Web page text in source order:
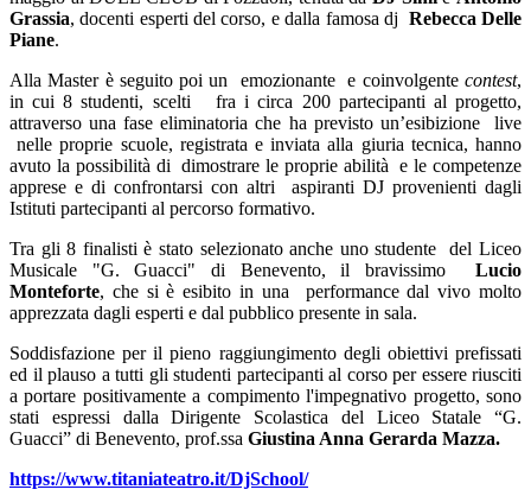
Grassia, docenti esperti del corso, e dalla famosa dj Rebecca Delle
Piane.
Alla Master è seguito poi un
emozionante e coinvolgentecontest,
in cui 8 studenti, scelti
fra i circa 200 partecipanti al progetto,
attraverso una fase eliminatoria che ha previsto un’esibizione
live
nelle proprie scuole, registrata e inviata alla giuria tecnica, hanno
avuto la possibilità di dimostrare le proprie abilità
e le competenze
apprese e di confrontarsi con altri
aspiranti DJ provenienti dagli
Istituti partecipanti al percorso formativo.
Tra gli 8 finalisti è stato selezionato anche uno studente
del Liceo
Musicale "G. Guacci" di Benevento, il bravissimo
Lucio
Monteforte, che si è esibito in una
performance dal vivo molto
apprezzata dagli esperti e dal pubblico presente in sala.
Soddisfazione per il pieno raggiungimento degli obiettivi prefissati
ed il plauso a tutti gli studenti partecipanti al corso per essere riusciti
a portare positivamente a compimento l'impegnativo progetto, sono
stati espressi dalla Dirigente Scolastica del Liceo Statale “G.
Guacci” di Benevento, prof.ssa Giustina Anna Gerarda Mazza.
https://www.titaniateatro.it/DjSchool/